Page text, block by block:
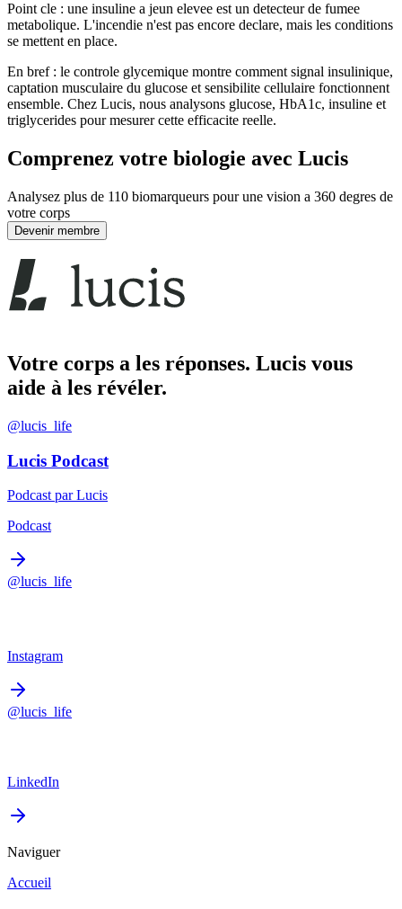
Point cle : une insuline a jeun elevee est un detecteur de fumee
metabolique. L'incendie n'est pas encore declare, mais les conditions
se mettent en place.
En bref : le controle glycemique montre comment signal insulinique,
captation musculaire du glucose et sensibilite cellulaire fonctionnent
ensemble. Chez Lucis, nous analysons glucose, HbA1c, insuline et
triglycerides pour mesurer cette efficacite reelle.
Comprenez votre biologie avec Lucis
Analysez plus de 110 biomarqueurs pour une vision a 360 degres de
votre corps
Devenir membre
Votre corps a les réponses. Lucis vous
aide à les révéler.
@lucis_life
Lucis Podcast
Podcast par Lucis
Podcast
@lucis_life
Instagram
@lucis_life
LinkedIn
Naviguer
Accueil